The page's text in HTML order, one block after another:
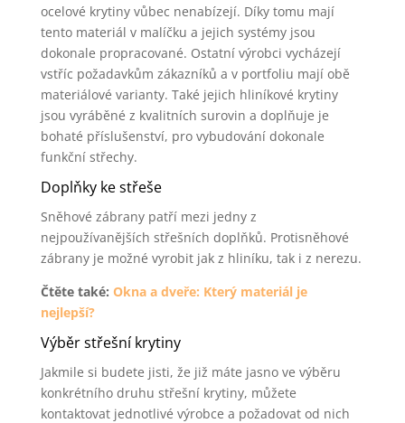
ocelové krytiny vůbec nenabízejí. Díky tomu mají
tento materiál v malíčku a jejich systémy jsou
dokonale propracované. Ostatní výrobci vycházejí
vstříc požadavkům zákazníků a v portfoliu mají obě
materiálové varianty. Také jejich hliníkové krytiny
jsou vyráběné z kvalitních surovin a doplňuje je
bohaté příslušenství, pro vybudování dokonale
funkční střechy.
Doplňky ke střeše
Sněhové zábrany patří mezi jedny z
nejpoužívanějších střešních doplňků. Protisněhové
zábrany je možné vyrobit jak z hliníku, tak i z nerezu.
Čtěte také: Okna a dveře: Který materiál je
nejlepší?
Výběr střešní krytiny
Jakmile si budete jisti, že již máte jasno ve výběru
konkrétního druhu střešní krytiny, můžete
kontaktovat jednotlivé výrobce a požadovat od nich